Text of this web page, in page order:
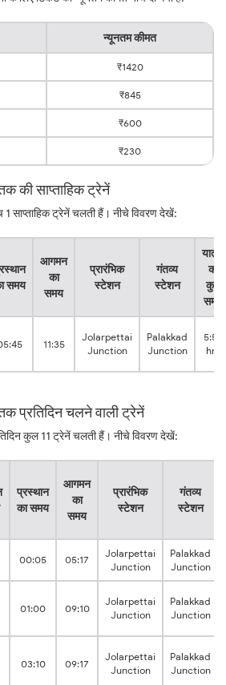
न्यूनतम कीमत
₹1420
₹845
₹600
₹230
की साप्ताहिक ट्रेनें
साप्ताहिक ट्रेनें चलती हैं। नीचे विवरण देखें:
समय
आगमन
का
समय
प्रारंभिक
स्टेशन
गंतव्य
स्टेशन
यात्रा
का
कुल
समय
11:35
Jolarpettai
Junction
Palakkad
Junction
5:50
hrs
प्रतिदिन चलने वाली ट्रेनें
कुल 11 ट्रेनें चलती हैं। नीचे विवरण देखें:
प्रस्थान
का समय
आगमन
का
समय
प्रारंभिक
स्टेशन
गंतव्य
स्टेशन
00:05 05:17
Jolarpettai
Junction
Palakkad
Junction
01:00 09:10
Jolarpettai
Junction
Palakkad
Junction
03:10 09:17
Jolarpettai
Junction
Palakkad
Junction